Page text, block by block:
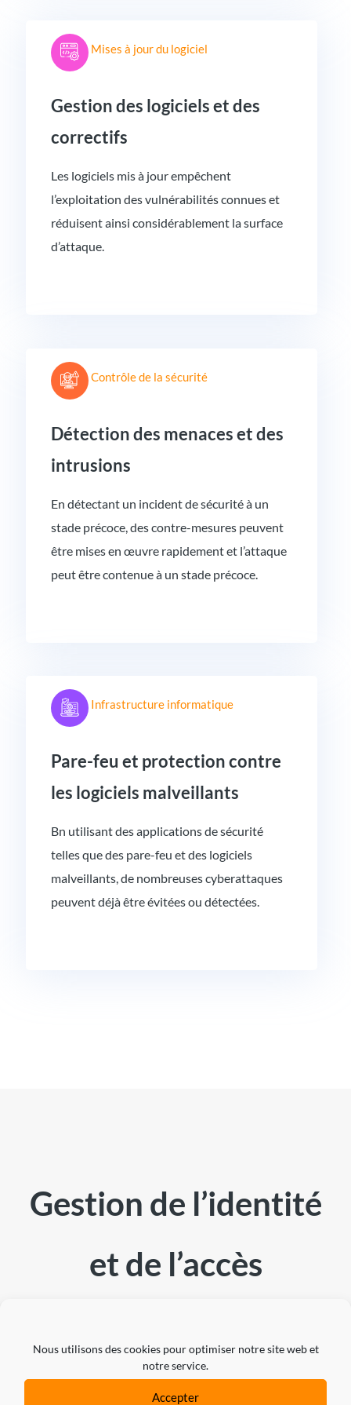
Nous utilisons des cookies pour optimiser notre site web et
notre service.
Accepter
Mises à jour du logiciel
Gestion des logiciels et des
correctifs
Les logiciels mis à jour empêchent
l’exploitation des vulnérabilités connues et
réduisent ainsi considérablement la surface
d’attaque.
Contrôle de la sécurité
Détection des menaces et des
intrusions
En détectant un incident de sécurité à un
stade précoce, des contre-mesures peuvent
être mises en œuvre rapidement et l’attaque
peut être contenue à un stade précoce.
Infrastructure informatique
Pare-feu et protection contre
les logiciels malveillants
Bn utilisant des applications de sécurité
telles que des pare-feu et des logiciels
malveillants, de nombreuses cyberattaques
peuvent déjà être évitées ou détectées.
Gestion de l’identité
et de l’accès
demande une cyber-